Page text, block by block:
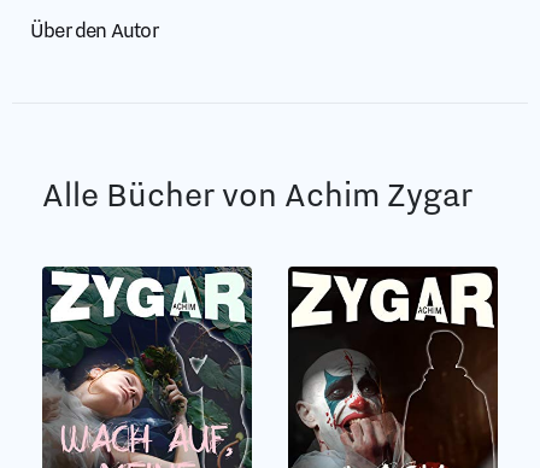
Über den Autor
Alle Bücher von Achim Zygar